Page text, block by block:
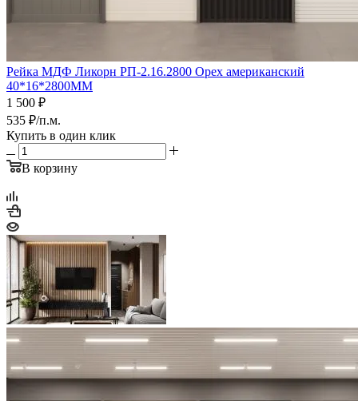
Рейка МДФ Ликорн РП-2.16.2800 Орех американский
40*16*2800ММ
1 500 ₽
535 ₽/п.м.
Купить в один клик
В корзину